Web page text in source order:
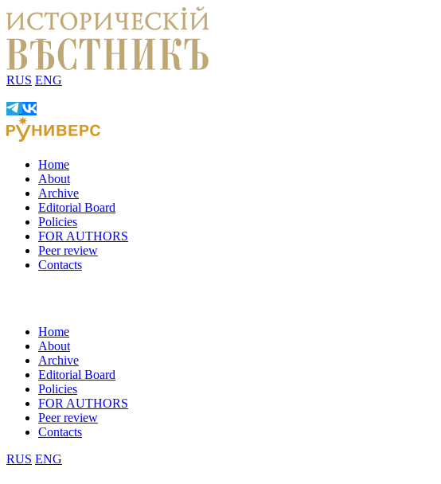
RUS ENG
Home
About
Archive
Editorial Board
Policies
FOR AUTHORS
Peer review
Contacts
Home
About
Archive
Editorial Board
Policies
FOR AUTHORS
Peer review
Contacts
RUS ENG